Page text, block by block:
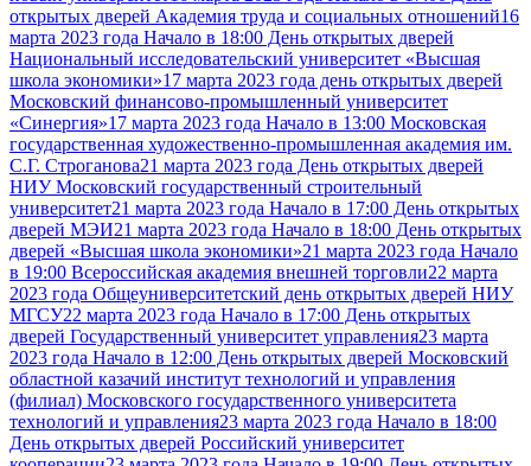
открытых дверей Академия труда и социальных отношений16
марта 2023 года Начало в 18:00 День открытых дверей
Национальный исследовательский университет «Высшая
школа экономики»17 марта 2023 года день открытых дверей
Московский финансово-промышленный университет
«Синергия»17 марта 2023 года Начало в 13:00 Московская
государственная художественно-промышленная академия им.
С.Г. Строганова21 марта 2023 года День открытых дверей
НИУ Московский государственный строительный
университет21 марта 2023 года Начало в 17:00 День открытых
дверей МЭИ21 марта 2023 года Начало в 18:00 День открытых
дверей «Высшая школа экономики»21 марта 2023 года Начало
в 19:00 Всероссийская академия внешней торговли22 марта
2023 года Общеуниверситетский день открытых дверей НИУ
МГСУ22 марта 2023 года Начало в 17:00 День открытых
дверей Государственный университет управления23 марта
2023 года Начало в 12:00 День открытых дверей Московский
областной казачий институт технологий и управления
(филиал) Московского государственного университета
технологий и управления23 марта 2023 года Начало в 18:00
День открытых дверей Российский университет